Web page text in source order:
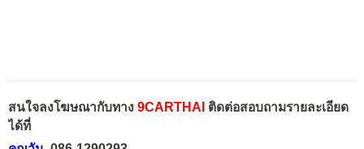
สนใจลงโฆษณากับทาง 9CARTHAI ติดต่อสอบถามรายละเอียด
ได้ที่